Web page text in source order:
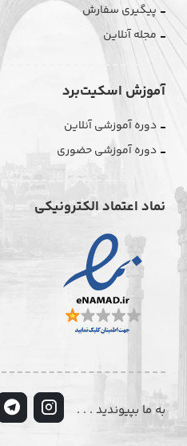
پیگیری سفارش
مجله آنلاین
آموزش اسکیت‌برد
دوره آموزشی آنلاین
دوره آموزشی حضوری
نماد اعتماد الکترونیکی
به ما بپیوندید . . .